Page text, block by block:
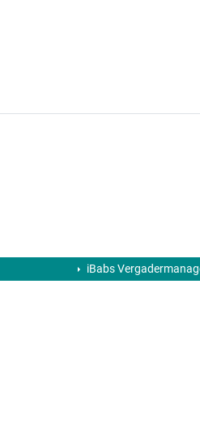
iBabs